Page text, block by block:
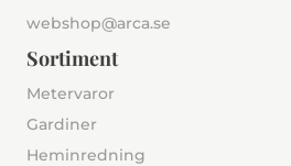
webshop@arca.se
Sortiment
Metervaror
Gardiner
Heminredning